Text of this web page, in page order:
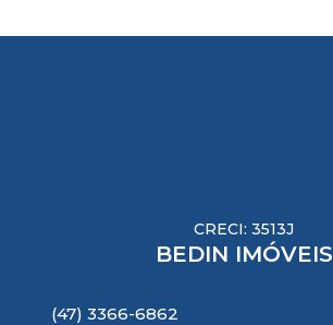
CRECI: 3513J
BEDIN IMÓVEIS
(47) 3366-6862